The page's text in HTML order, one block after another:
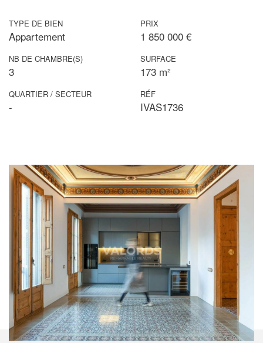
TYPE DE BIEN
Appartement
PRIX
1 850 000 €
NB DE CHAMBRE(S)
3
SURFACE
173 m²
QUARTIER / SECTEUR
-
RÉF
IVAS1736